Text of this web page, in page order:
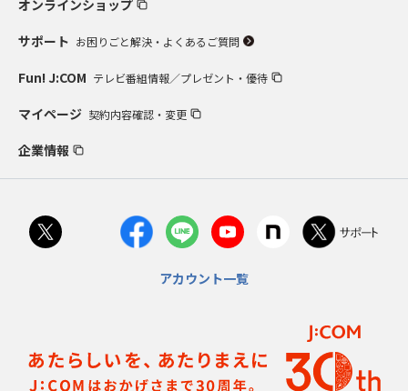
オンラインショップ
サポート お困りごと解決・よくあるご質問
Fun! J:COM テレビ番組情報／プレゼント・優待
マイページ 契約内容確認・変更
企業情報
アカウント一覧